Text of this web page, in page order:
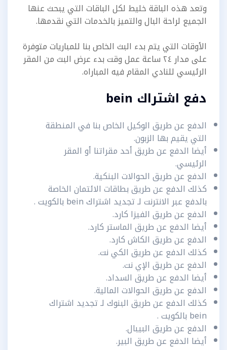
وتعد هذه الباقة خليط لكل الباقات التي يبحث عنها
الجميع لراحة البال والتميز بالخدمات التي نقدمها.
الأوقات التي يتم بدء البث الخاص بنا للمباريات متوفرة
على مدار ٢٤ ساعة عمل وقت بدء عرض البث من المقر
الرئيسي للنادي المقام فيه المباراه.
دفع اشتراك bein
الدفع عن طريق الوكيل الخاص بنا في المنطقة
التي يقيم بها الزبون.
أيضا الدفع عن طريق أحد مقراتنا أو المقر
الرئيسي.
الدفع عن طريق الحوالات البنكية.
كذلك الدفع عن طريق بطاقات الائتمان الخاصة
بالدفع عبر الانترنت لـ تجديد اشتراك bein بالكويت .
الدفع عن طريق الفيزا كارد.
أيضا الدفع عن طريق الماستر كارد.
الدفع عن طريق الكاش كارد.
كذلك الدفع عن طريق الكي نت.
الدفع عن طريق الإي نت.
أيضا الدفع عن طريق السداد.
الدفع عن طريق الحوالات المالية.
كذلك الدفع عن طريق البنوك لـ تجديد اشتراك
bein بالكويت .
الدفع عن طريق البيبال.
أيضا الدفع عن طريق البير.